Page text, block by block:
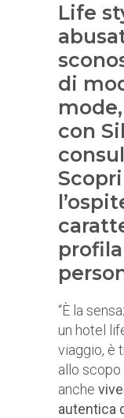
Life
di
con
“È la
un hotel
viaggio, è
allo scopo
anche
autentica